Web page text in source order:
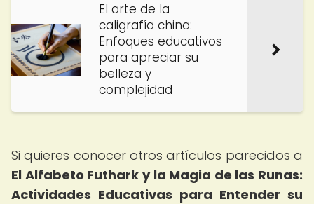
El arte de la
caligrafía china:
Enfoques educativos
para apreciar su
belleza y
complejidad
Si quieres conocer otros artículos parecidos a
El Alfabeto Futhark y la Magia de las Runas:
Actividades Educativas para Entender su